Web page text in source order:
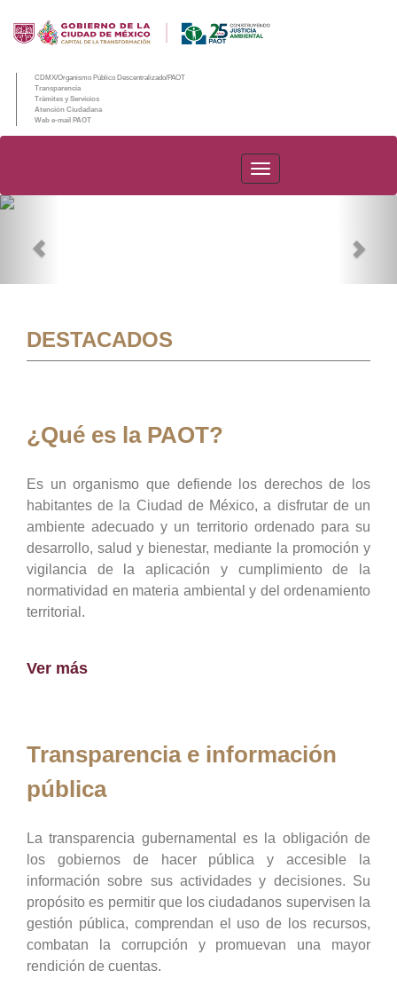
CDMX/Organismo Público Descentralizado/PAOT
Transparencia
Trámites y Servicios
Atención Ciudadana
Web e-mail PAOT
PAOT
DESTACADOS
¿Qué es la PAOT?
Es un organismo que defiende los derechos de los
habitantes de la Ciudad de México, a disfrutar de un
ambiente adecuado y un territorio ordenado para su
desarrollo, salud y bienestar, mediante la promoción y
vigilancia de la aplicación y cumplimiento de la
normatividad en materia ambiental y del ordenamiento
territorial.
Ver más
Transparencia e información
pública
La transparencia gubernamental es la obligación de
los gobiernos de hacer pública y accesible la
información sobre sus actividades y decisiones. Su
propósito es permitir que los ciudadanos supervisen la
gestión pública, comprendan el uso de los recursos,
combatan la corrupción y promuevan una mayor
rendición de cuentas.